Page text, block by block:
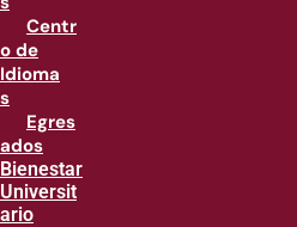
Centr
o de
Idioma
s
Egres
ados
Bienestar
Universit
ario